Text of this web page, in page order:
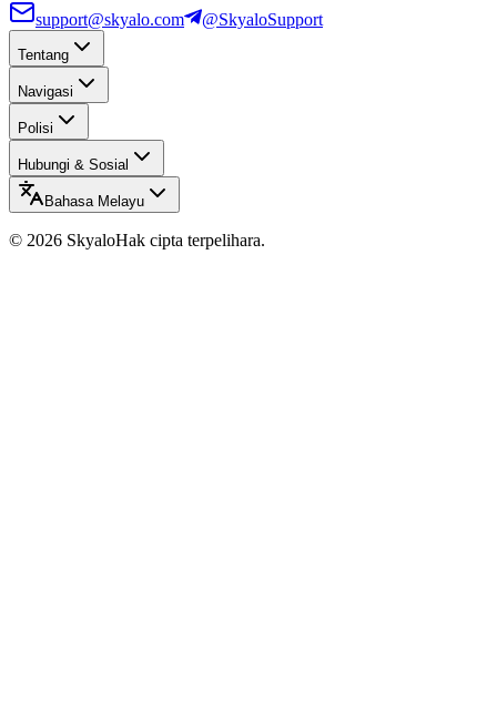
support@skyalo.com @SkyaloSupport
Tentang
Navigasi
Polisi
Hubungi & Sosial
Bahasa Melayu
© 2026 SkyaloHak cipta terpelihara.